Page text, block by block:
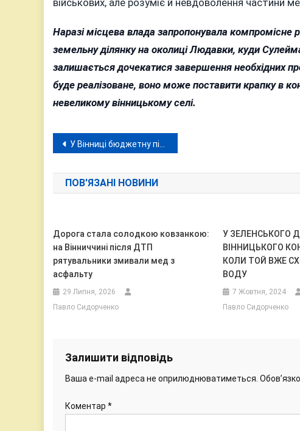
Наразі місцева влада запропонувала
земельну ділянку на околиці Людавки, куди
залишається дочекатися завершення необхідних
буде реалізоване, воно може поставити крапку в
невеликому вінницькому селі.
Навігація
записів
У Вінниці бюджетну підтримку ЗСУ продовжують видавати за допомогу неіснуючого «штабу» Гройсмана
ПОВ'ЯЗАНІ НОВИНИ
Дорога стала солодкою ковзанкою:
на Вінниччині після ДТП
рятувальники змивали мед з
асфальту
29 Липня, 2026
Павло Сидорченко
У ЗЕЛЕНСЬКОГО
ВІННИЦЬКОГО
КОЛИ ТОЙ ВЖЕ
ВОДУ
7 Жовтня, 2024
Павло Сидорченко
Залишити відповідь
Ваша e-mail адреса не оприлюднюватиметься.
Коментар *